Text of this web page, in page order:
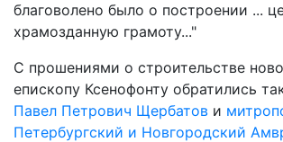
благоволено было о построении ...
храмозданную грамоту..."
С прошениями о строительстве
епископу Ксенофонту обратились
Павел Петрович Щербатов и
Петербургский и Новгородский